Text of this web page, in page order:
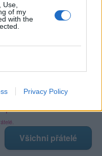
of my
with the
Privacy Policy
na mé zdi
zeď
přátelé
Všichni přátelé